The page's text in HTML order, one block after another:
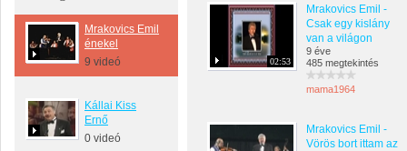
Mrakovics Emil
énekel
9 videó
Kállai Kiss
Ernő
0 videó
02:53
Mrakovics Emil -
Csak egy kislány
van a világon
9 éve
485 megtekintés
mama1964
Mrakovics Emil -
Vörös bort ittam az